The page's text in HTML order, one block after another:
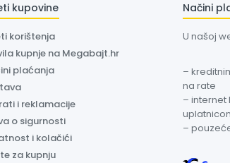
kupovine
korištenja
kupnje na Megabajt.hr
plaćanja
i reklamacije
o sigurnosti
i kolačići
za kupnju
Načini
U našoj
–
na rate
–
–